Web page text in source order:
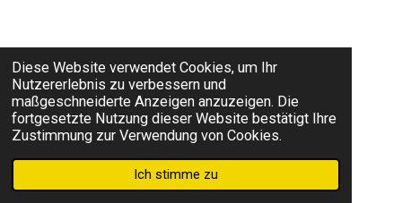
Diese Website verwendet Cookies, um Ihr
Nutzererlebnis zu verbessern und
maßgeschneiderte Anzeigen anzuzeigen. Die
fortgesetzte Nutzung dieser Website bestätigt Ihre
Zustimmung zur Verwendung von Cookies.
Ich stimme zu